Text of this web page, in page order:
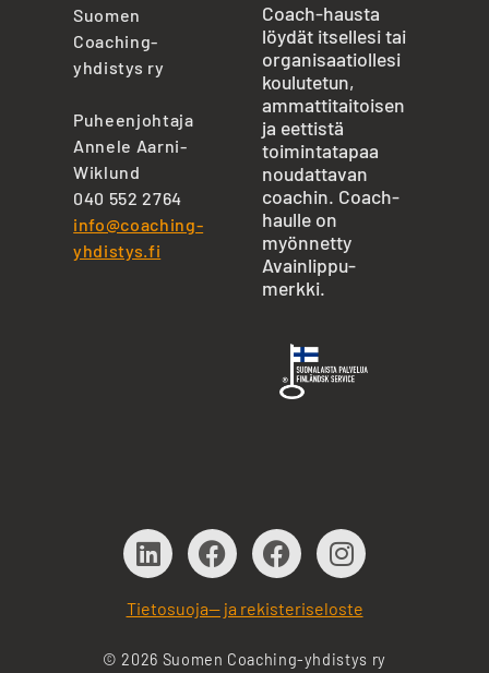
Suomen
Coaching-
yhdistys ry
Puheenjohtaja
Annele Aarni-
Wiklund
040 552 2764
info@coaching-
yhdistys.fi
Coach-hausta
löydät itsellesi tai
organisaatiollesi
koulutetun,
ammattitaitoisen
ja eettistä
toimintatapaa
noudattavan
coachin. Coach-
haulle on
myönnetty
Avainlippu-
merkki.
Tietosuoja— ja rekisteriseloste
© 2026 Suomen Coaching-yhdistys ry